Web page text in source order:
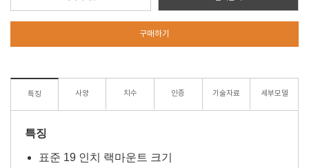
구매하기
특징 사양 치수 인증 기술자료 세부모델
특징
표준 19 인치 랙마운트 크기